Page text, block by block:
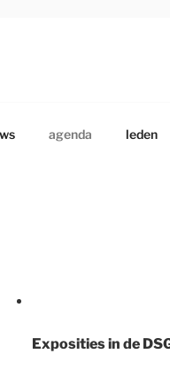
agenda leden
Exposities in de